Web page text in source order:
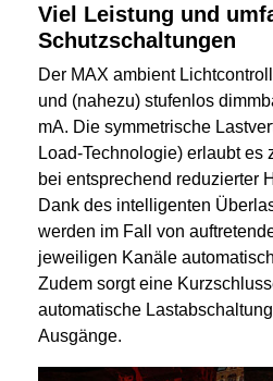
Viel Leistung und
Schutzschaltungen
Der MAX ambient
und (nahezu) stufenlos
mA. Die symmetrische
Load-Technologie) erlaubt es
bei entsprechend reduzierter
Dank des intelligenten
werden im Fall von
jeweiligen Kanäle
Zudem sorgt eine
automatische
Ausgänge.